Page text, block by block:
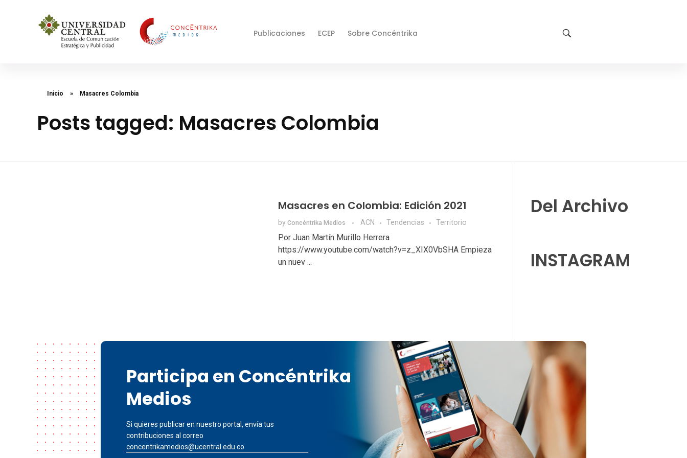
Publicaciones ECEP Sobre Concéntrika
Inicio » Masacres Colombia
Posts tagged: Masacres Colombia
Masacres en Colombia: Edición 2021
by Concéntrika Medios ACN Tendencias Territorio
Por Juan Martín Murillo Herrera
https://www.youtube.com/watch?v=z_XIX0VbSHA Empieza
un nuev ...
Del Archivo
INSTAGRAM
Participa en Concéntrika
Medios
Si quieres publicar en nuestro portal, envía tus
contribuciones al correo
concentrikamedios@ucentral.edu.co